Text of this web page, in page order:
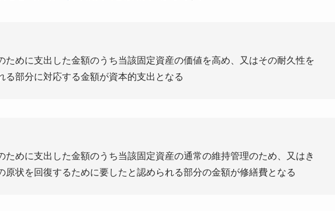
ために支出した金額のうち当該固定資産の価値を高め、又はその耐久性を
る部分に対応する金額が資本的支出となる
ために支出した金額のうち当該固定資産の通常の維持管理のため、又はき
原状を回復するために要したと認められる部分の金額が修繕費となる